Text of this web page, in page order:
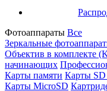
Фотоаппараты Все
Зеркальные
Объектив в комплекте
начинающих
Карты памяти Карты
Карты MicroSD